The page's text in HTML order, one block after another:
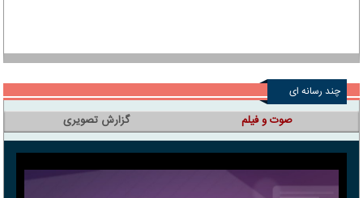
چند رسانه ای
صوت و فیلم گزارش تصویری